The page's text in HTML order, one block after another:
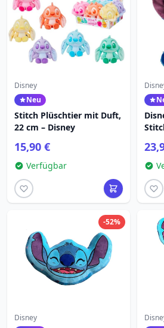
Disney
Neu
Stitch Plüschtier mit Duft,
22 cm – Disney
15,90 €
Verfügbar
-52%
Disney